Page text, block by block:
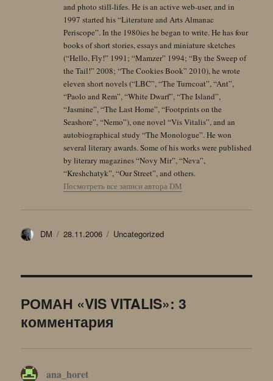
and photo still-lifes. He is an active web-user, and in
1997 started his “Literature and Arts Almanac
Periscope”. In the 1980ies he began to write. He has four
books of short stories, essays and miniature sketches
(“Hello, Fly!” 1991; “Mamzer” 1994; “By the Sweep of
the Tail!” 2008; “The Cookies Book” 2010), he wrote
eleven short novels (“LBC”, “The Turncoat”, “Ant”,
“Paolo and Rem”, “White Dwarf”, “The Island”,
“Jasmine”, “The Last Home”, “Footprints on the
Seashore”, “Nemo”), one novel “Vis Vitalis”, and an
autobiographical study “The Monologue”. He won
several literary awards. Some of his works were published
by literary magazines “Novy Mir”, “Neva”,
“Kreshchatyk”, “Our Street”, and others.
Посмотреть все записи автора DM
Автор
DM Опубликовано
28.11.2006 Рубрики
Uncategorized
РОМАН «VIS VITALIS»: 3
комментария
ana_horet